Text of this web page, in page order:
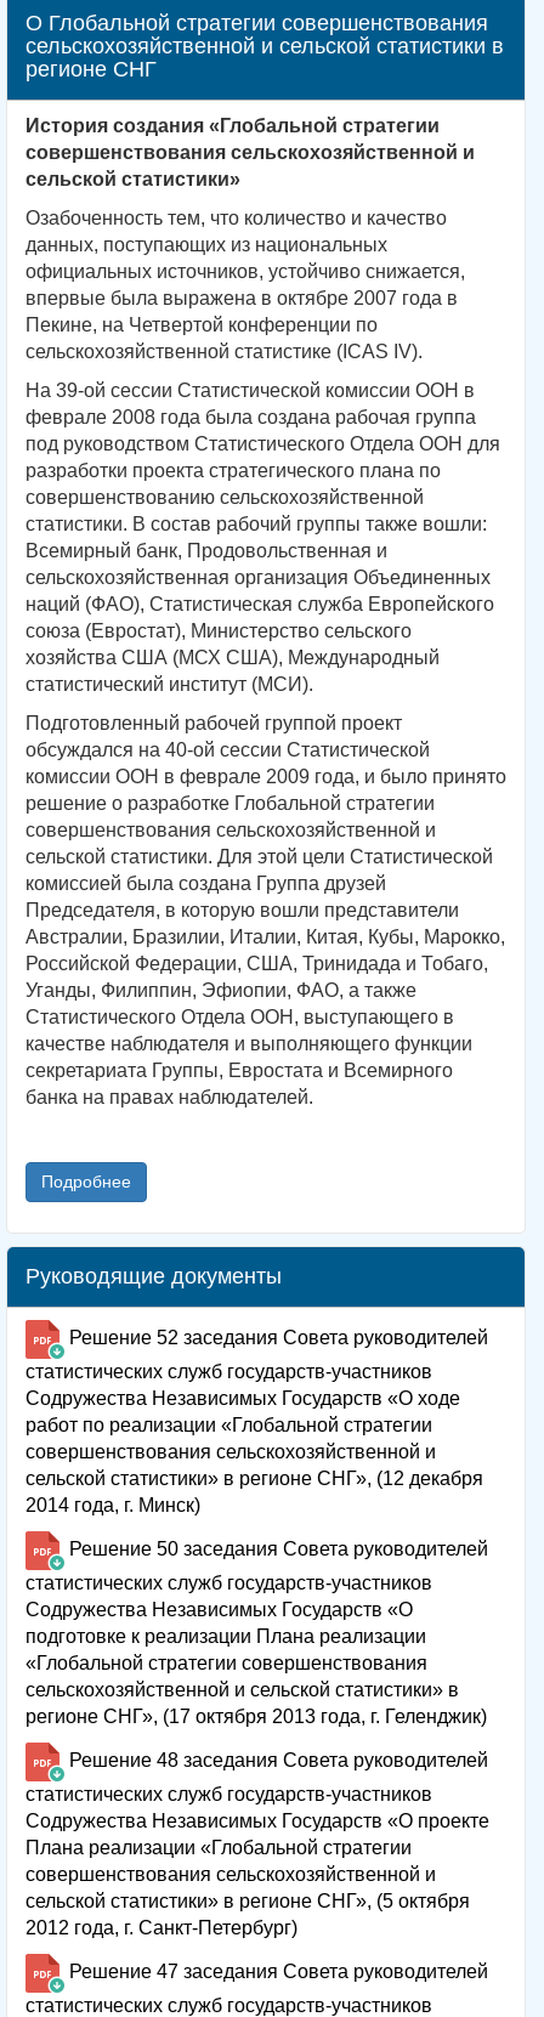
О Глобальной стратегии совершенствования
сельскохозяйственной и сельской статистики в
регионе СНГ
История создания «Глобальной стратегии
совершенствования сельскохозяйственной и
сельской статистики»
Озабоченность тем, что количество и качество
данных, поступающих из национальных
официальных источников, устойчиво снижается,
впервые была выражена в октябре 2007 года в
Пекине, на Четвертой конференции по
сельскохозяйственной статистике (ICAS IV).
На 39-ой сессии Статистической комиссии ООН в
феврале 2008 года была создана рабочая группа
под руководством Статистического Отдела ООН для
разработки проекта стратегического плана по
совершенствованию сельскохозяйственной
статистики. В состав рабочий группы также вошли:
Всемирный банк, Продовольственная и
сельскохозяйственная организация Объединенных
наций (ФАО), Статистическая служба Европейского
союза (Евростат), Министерство сельского
хозяйства США (МСХ США), Международный
статистический институт (МСИ).
Подготовленный рабочей группой проект
обсуждался на 40-ой сессии Статистической
комиссии ООН в феврале 2009 года, и было принято
решение о разработке Глобальной стратегии
совершенствования сельскохозяйственной и
сельской статистики. Для этой цели Статистической
комиссией была создана Группа друзей
Председателя, в которую вошли представители
Австралии, Бразилии, Италии, Китая, Кубы, Марокко,
Российской Федерации, США, Тринидада и Тобаго,
Уганды, Филиппин, Эфиопии, ФАО, а также
Статистического Отдела ООН, выступающего в
качестве наблюдателя и выполняющего функции
секретариата Группы, Евростата и Всемирного
банка на правах наблюдателей.
Подробнее
Руководящие документы
Решение 52 заседания Совета руководителей
статистических служб государств-участников
Содружества Независимых Государств «О ходе
работ по реализации «Глобальной стратегии
совершенствования сельскохозяйственной и
сельской статистики» в регионе СНГ», (12 декабря
2014 года, г. Минск)
Решение 50 заседания Совета руководителей
статистических служб государств-участников
Содружества Независимых Государств «О
подготовке к реализации Плана реализации
«Глобальной стратегии совершенствования
сельскохозяйственной и сельской статистики» в
регионе СНГ», (17 октября 2013 года, г. Геленджик)
Решение 48 заседания Совета руководителей
статистических служб государств-участников
Содружества Независимых Государств «О проекте
Плана реализации «Глобальной стратегии
совершенствования сельскохозяйственной и
сельской статистики» в регионе СНГ», (5 октября
2012 года, г. Санкт-Петербург)
Решение 47 заседания Совета руководителей
статистических служб государств-участников